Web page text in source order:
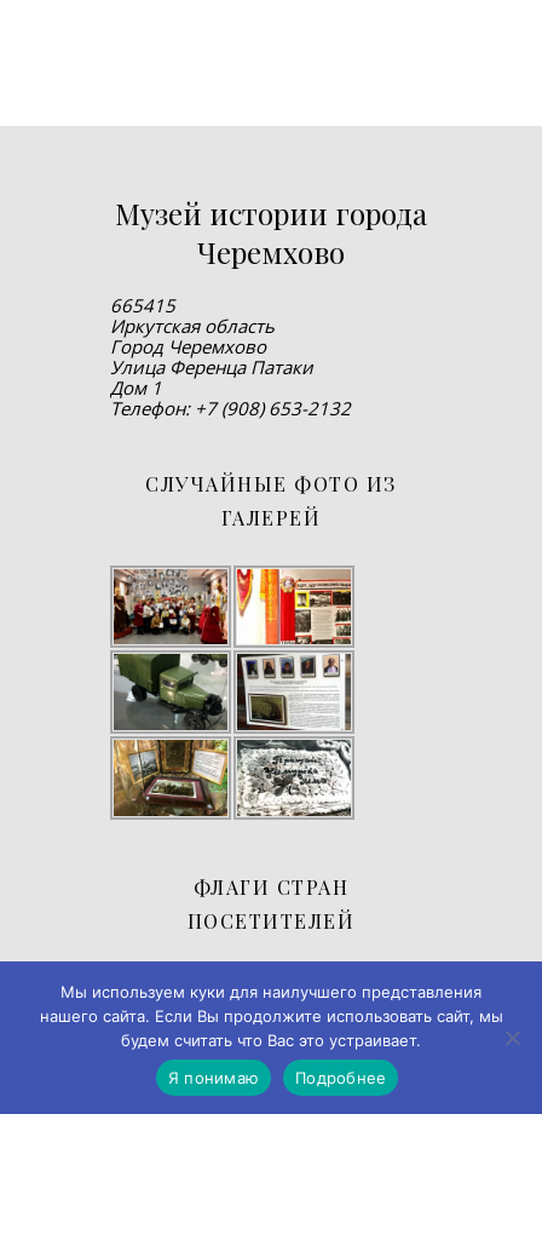
Музей истории города
Черемхово
665415
Иркутская область
Город Черемхово
Улица Ференца Патаки
Дом 1
Телефон: +7 (908) 653-2132
СЛУЧАЙНЫЕ ФОТО ИЗ
ГАЛЕРЕЙ
ФЛАГИ СТРАН
ПОСЕТИТЕЛЕЙ
Мы используем куки для наилучшего представления
нашего сайта. Если Вы продолжите использовать сайт, мы
будем считать что Вас это устраивает.
Я понимаю
Подробнее